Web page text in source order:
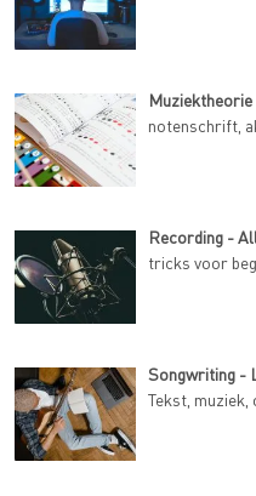
notenschrift,
Recording -
tricks voor
Songwriting -
Tekst,